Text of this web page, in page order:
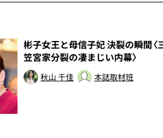
彬子女王と母信子妃 決裂の瞬間〈
笠宮家分裂の凄まじい内幕〉
秋山 千佳 本誌取材班